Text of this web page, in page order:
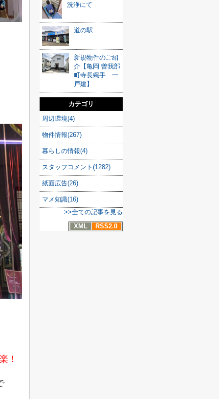
！
洗浄にて
道の駅
新規物件のご紹
介【亀岡 曽我部
町寺長縄手 一
戸建】
カテゴリ
周辺環境(4)
物件情報(267)
暮らしの情報(4)
スタッフコメント(1282)
紙面広告(26)
マメ知識(16)
>>全ての記事を見る
XML
RSS2.0